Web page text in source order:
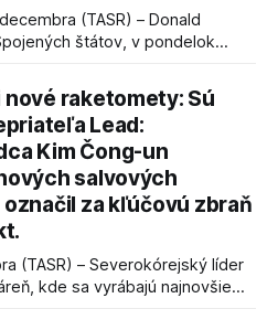
(TASR) – Donald
štátov, v pondelok
prímeria v Gaze. Agentúra
presvedčenie, že Izrael plní
raketomety: Sú
Lead:
Kim Čong-un
salvových
za kľúčovú zbraň
(TASR) – Severokórejský líder
kde sa vyrábajú najnovšie